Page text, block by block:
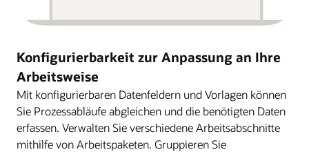
Konfigurierbarkeit zur Anpassung an Ihre
Arbeitsweise
Mit konfigurierbaren Datenfeldern und Vorlagen können
Sie Prozessabläufe abgleichen und die benötigten Daten
erfassen. Verwalten Sie verschiedene Arbeitsabschnitte
mithilfe von Arbeitspaketen. Gruppieren Sie